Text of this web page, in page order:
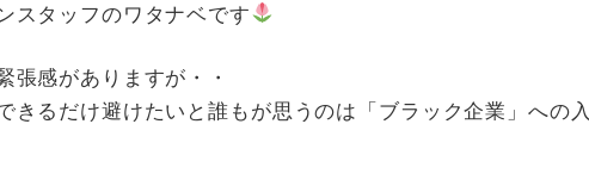
スタッフのワタナベです
張感がありますが・・
きるだけ避けたいと誰もが思うのは「ブラック企業」への入